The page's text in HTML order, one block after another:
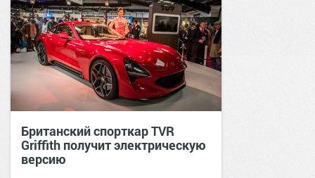
Британский спорткар TVR
Griffith получит электрическую
версию